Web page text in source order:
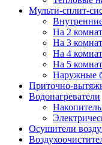
Мульти-сплит-
На 2
На 3
На 4
На 5 комнат
Наружные
Приточно-
Водонагреватели
Осушители